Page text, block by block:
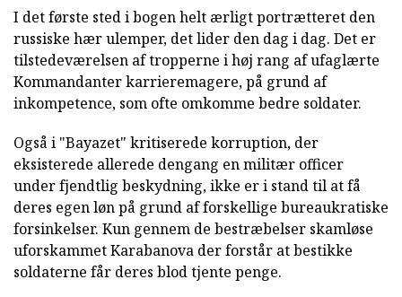
I det første sted i bogen helt ærligt portrætteret den
russiske hær ulemper, det lider den dag i dag. Det er
tilstedeværelsen af tropperne i høj rang af ufaglærte
Kommandanter karrieremagere, på grund af
inkompetence, som ofte omkomme bedre soldater.
Også i "Bayazet" kritiserede korruption, der
eksisterede allerede dengang en militær officer
under fjendtlig beskydning, ikke er i stand til at få
deres egen løn på grund af forskellige bureaukratiske
forsinkelser. Kun gennem de bestræbelser skamløse
uforskammet Karabanova der forstår at bestikke
soldaterne får deres blod tjente penge.